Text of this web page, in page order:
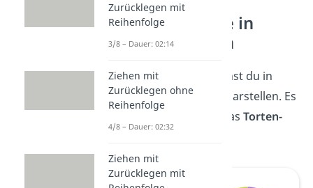
Kreisdiagramme in
anderen Formen
Das Kreisdiagramm kannst du in
verschiedenen Formen
darstellen. Es
gibt zum Beispiel noch das Torten-
oder Ringdiagramm
Zurücklegen mit
Reihenfolge
3/8 – Dauer: 02:14
Ziehen mit
Zurücklegen ohne
Reihenfolge
4/8 – Dauer: 02:32
Ziehen mit
Zurücklegen mit